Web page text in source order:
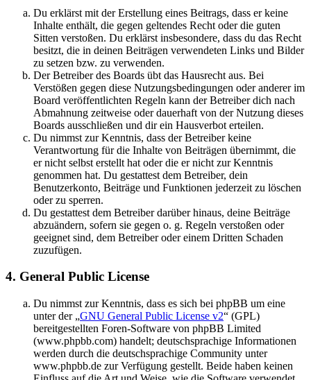
Du erklärst mit der Erstellung eines Beitrags, dass er keine
Inhalte enthält, die gegen geltendes Recht oder die guten
Sitten verstoßen. Du erklärst insbesondere, dass du das Recht
besitzt, die in deinen Beiträgen verwendeten Links und Bilder
zu setzen bzw. zu verwenden.
Der Betreiber des Boards übt das Hausrecht aus. Bei
Verstößen gegen diese Nutzungsbedingungen oder anderer im
Board veröffentlichten Regeln kann der Betreiber dich nach
Abmahnung zeitweise oder dauerhaft von der Nutzung dieses
Boards ausschließen und dir ein Hausverbot erteilen.
Du nimmst zur Kenntnis, dass der Betreiber keine
Verantwortung für die Inhalte von Beiträgen übernimmt, die
er nicht selbst erstellt hat oder die er nicht zur Kenntnis
genommen hat. Du gestattest dem Betreiber, dein
Benutzerkonto, Beiträge und Funktionen jederzeit zu löschen
oder zu sperren.
Du gestattest dem Betreiber darüber hinaus, deine Beiträge
abzuändern, sofern sie gegen o. g. Regeln verstoßen oder
geeignet sind, dem Betreiber oder einem Dritten Schaden
zuzufügen.
4. General Public License
Du nimmst zur Kenntnis, dass es sich bei phpBB um eine
unter der „GNU General Public License v2“ (GPL)
bereitgestellten Foren-Software von phpBB Limited
(www.phpbb.com) handelt; deutschsprachige Informationen
werden durch die deutschsprachige Community unter
www.phpbb.de zur Verfügung gestellt. Beide haben keinen